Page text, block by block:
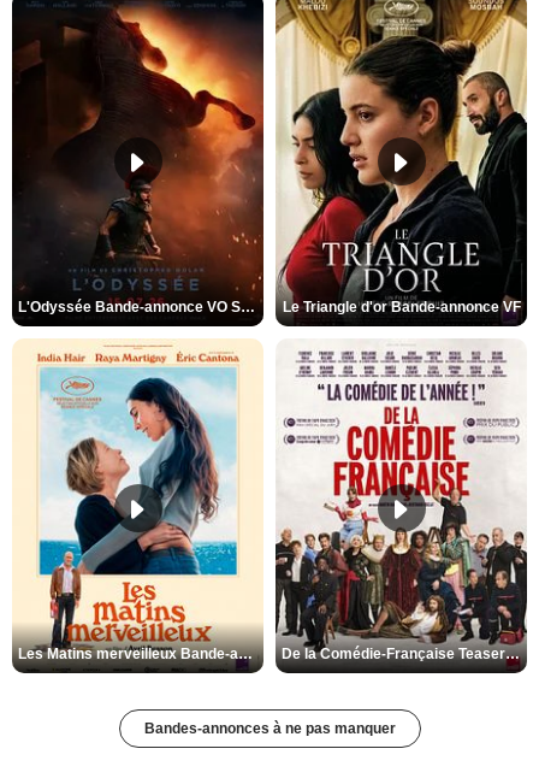
L'Odyssée Bande-annonce VO STFR Le Triangle d'or Bande-annonce VF
Les Matins merveilleux Bande-annonce VF De la Comédie-Française Teaser VF
Bandes-annonces à ne pas manquer